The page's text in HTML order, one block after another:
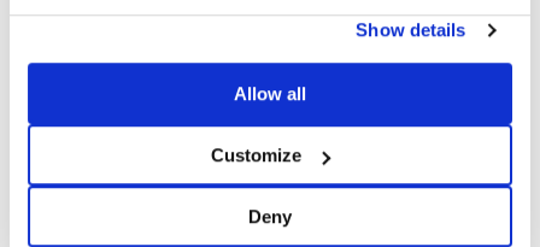
Show details
Allow all
Customize
Deny
Bestimmungen der Datenschutzrichtlinievon Basic S.B.R.L.
Wenn Sie dieses Kästchen ankreuzen, erklären Sie sich
Dienstleistungen von Basic S.B.R.L. per Newsletter zu
indem Sie auf den entsprechenden Link in der Fußzeile der